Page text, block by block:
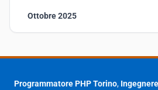
Ottobre 2025
Agosto 2025
Programmatore PHP Torino,